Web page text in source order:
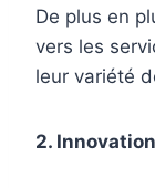
De plus en
vers les
leur variété
2.